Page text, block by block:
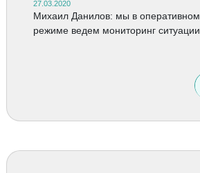
27.03.2020
Михаил Данилов: мы в оперативном
режиме ведем мониторинг ситуации